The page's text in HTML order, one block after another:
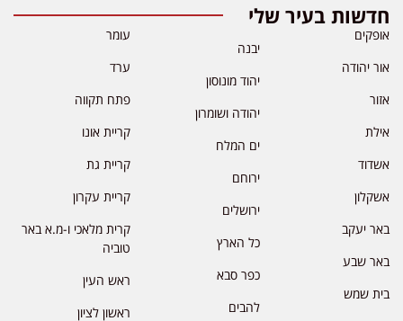
חדשות בעיר שלי
אופקים
אור יהודה
אזור
אילת
אשדוד
אשקלון
באר יעקב
באר שבע
בית שמש
יבנה
יהוד מונוסון
יהודה ושומרון
ים המלח
ירוחם
ירושלים
כל הארץ
כפר סבא
להבים
עומר
ערד
פתח תקווה
קריית אונו
קריית גת
קריית עקרון
קרית מלאכי ו-מ.א באר
טוביה
ראש העין
ראשון לציון